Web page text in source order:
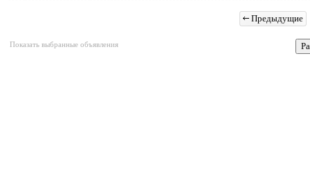
Предыдущие
Показать выбранные объявления